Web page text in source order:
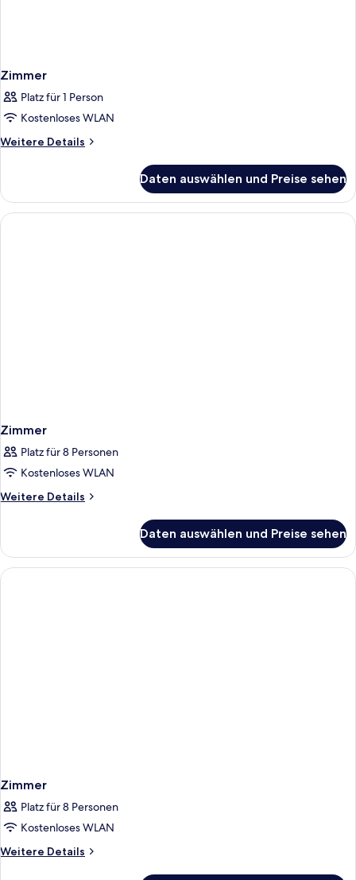
Zimmer
Platz für 1 Person
Kostenloses WLAN
Weitere Details
Weitere
Daten auswählen und Preise sehen
Zimmer
Platz für 8 Personen
Kostenloses WLAN
Weitere Details
Weitere
Daten auswählen und Preise sehen
Zimmer
Platz für 8 Personen
Kostenloses WLAN
Weitere Details
Weitere